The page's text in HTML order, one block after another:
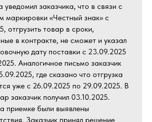
уведомил заказчика, что в связи с
маркировки «Честный знак» с
отгрузить товар в сроки,
в контракте, не сможет и указал
дату поставки с 23.09.2025
Аналогичное письмо заказчик
где сказано что отгрузка
уже с 26.09.2025 по 29.09.2025. В
заказчик получил 03.10.2025.
приемке были выявлены
Заказчик принял решение